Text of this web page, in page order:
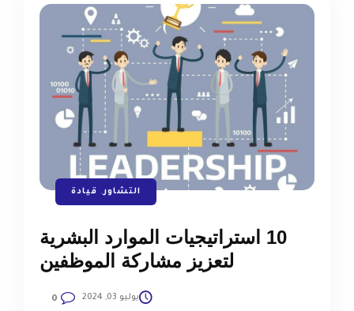
التشاور, قيادة
10 استراتيجيات الموارد البشرية
لتعزيز مشاركة الموظفين
يوليو 03, 2024 0